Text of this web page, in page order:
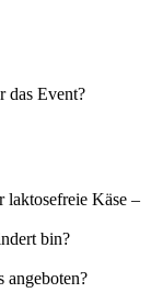
das Event?
laktosefreie Käse –
bin?
angeboten?